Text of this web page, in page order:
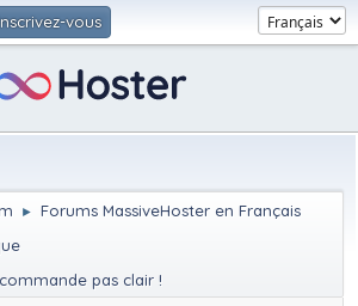
vous
► Forums MassiveHoster en Français
pas clair !